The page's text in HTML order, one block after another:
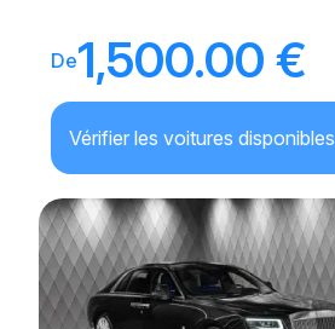
De1,500.00 €
Vérifier les voitures disponibles